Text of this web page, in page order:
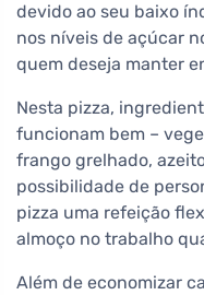
devido ao seu baixo
nos níveis de açúcar
quem deseja manter
Nesta pizza,
funcionam bem –
frango grelhado,
possibilidade de
pizza uma refeição
almoço no trabalho
Além de economizar